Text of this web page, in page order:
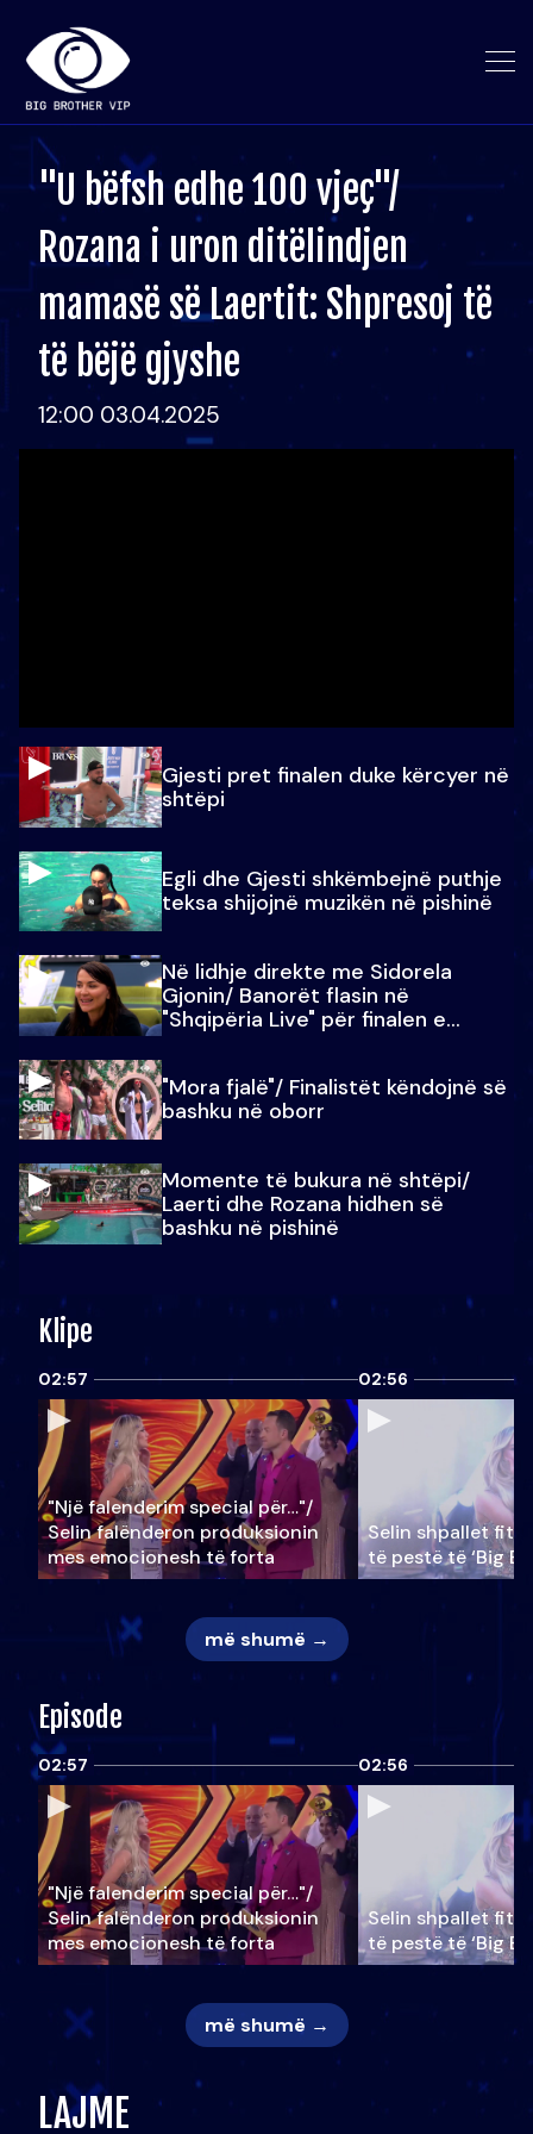
"U bëfsh edhe 100 vjeç"/
Rozana i uron ditëlindjen
mamasë së Laertit: Shpresoj të
të bëjë gjyshe
12:00 03.04.2025
Gjesti pret finalen duke kërcyer në
shtëpi
Egli dhe Gjesti shkëmbejnë puthje
teksa shijojnë muzikën në pishinë
Në lidhje direkte me Sidorela
Gjonin/ Banorët flasin në
"Shqipëria Live" për finalen e
"Mora fjalë"/ Finalistët këndojnë së
bashku në oborr
Momente të bukura në shtëpi/
Laerti dhe Rozana hidhen së
bashku në pishinë
Klipe
02:57
"Një falenderim special për…"/
Selin falënderon produksionin
mes emocionesh të forta
02:56
Selin shpallet
të pestë të ‘Big
më shumë →
Episode
02:57
"Një falenderim special për…"/
Selin falënderon produksionin
mes emocionesh të forta
02:56
Selin shpallet
të pestë të ‘Big
më shumë →
LAJME